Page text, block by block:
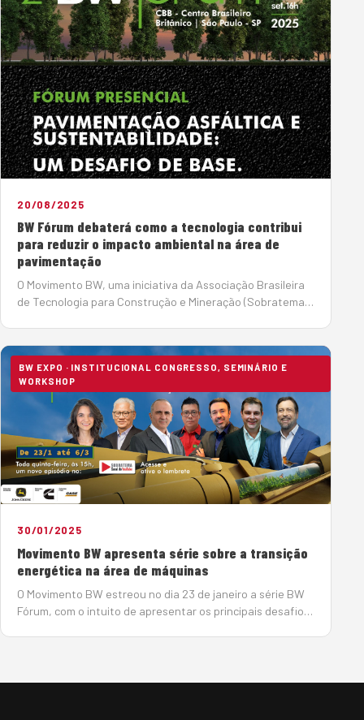
20/08/2025
BW Fórum debaterá como a tecnologia contribui
para reduzir o impacto ambiental na área de
pavimentação
O Movimento BW, uma iniciativa da Associação Brasileira
de Tecnologia para Construção e Mineração (Sobratema),
BW EXPO · INSTITUCIONAL CONGRESSO, SEMINÁRIO E
WORKSHOP
30/01/2025
Movimento BW apresenta série sobre a transição
energética na área de máquinas
O Movimento BW estreou no dia 23 de janeiro a série BW
Fórum, com o intuito de apresentar os principais desafios